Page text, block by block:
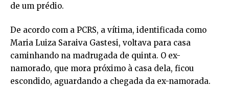
de um prédio.
De acordo com a PCRS, a vítima, identificada como
Maria Luiza Saraiva Gastesi, voltava para casa
caminhando na madrugada de quinta. O ex-
namorado, que mora próximo à casa dela, ficou
escondido, aguardando a chegada da ex-namorada.